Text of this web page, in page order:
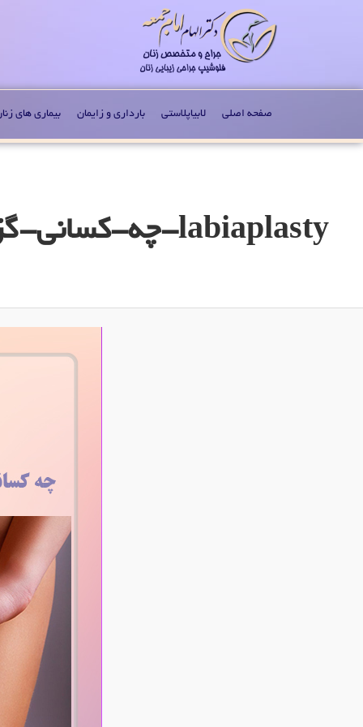
صفحه اصلی لابیاپلاستی بارداری و زایمان بیماری های
labiaplasty-چه-کسانی-گزینه-ی-مناسبی-برای-انجام-عمل-لابیاپلاستی-هستند؟_V2